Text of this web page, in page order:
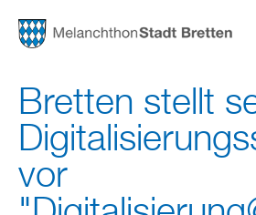
Bretten stellt
vor